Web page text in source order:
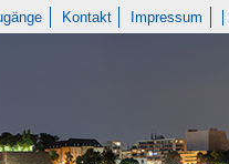
Kontakt Impressum